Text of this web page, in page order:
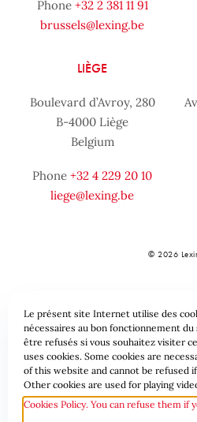
Phone +32 2 381 11 91
brussels@lexing.be
LIÈGE
Boulevard d’Avroy, 280
B-4000 Liège
Belgium
Phone +32 4 229 20 10
liege@lexing.be
© 2026
Sitemap Standard provisions
Le présent site Internet utilise des
nécessaires au bon fonctionnement
être refusés si vous souhaitez visiter
uses cookies. Some cookies are
of this website and cannot be refused
Other cookies are used for playing
Cookies Policy. You can refuse them if